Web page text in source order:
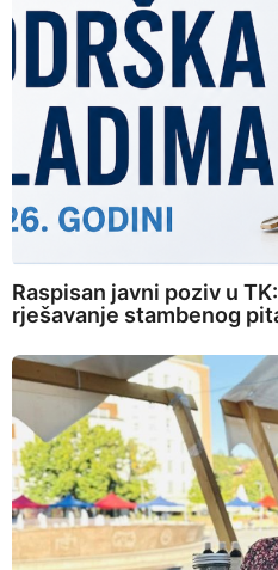
Raspisan javni poziv u
rješavanje stambenog